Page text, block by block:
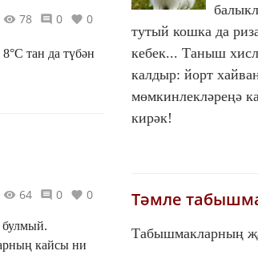
78 0 0
тан да түбән
64 0 0
булмый.
кайсы ни
тутый кошка да
кебек... Таныш
калдыр: йорт
мөмкинлекләреңә
кирәк!
Тәмле
Табышмакларның